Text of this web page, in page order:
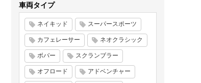
車両タイプ
ネイキッド スーパースポーツ
カフェレーサー ネオクラシック
ボバー スクランブラー
オフロード アドベンチャー